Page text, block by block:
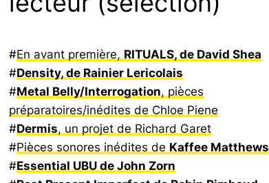
#En avant première, RITUALS, de David Shea
#Density, de Rainier Lericolais
#Metal Belly/Interrogation, pièces
préparatoires/inédites de Chloe Piene
#Dermis, un projet de Richard Garet
#Pièces sonores inédites de Kaffee Matthews
#Essential UBU de John Zorn